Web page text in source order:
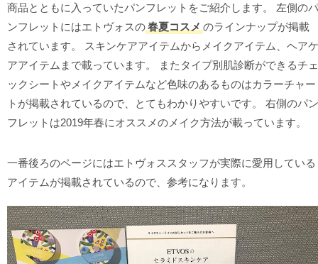
商品とともに入っていたパンフレットをご紹介します。 左側のパ
ンフレットにはエトヴォスの春夏コスメ のラインナップが掲載
されています。 スキンケアアイテムからメイクアイテム、ヘアケ
アアイテムまで載っています。 またタイプ別肌診断ができるチェ
ックシートやメイクアイテムなど色味のあるものはカラーチャー
トが掲載されているので、とてもわかりやすいです。 右側のパン
フレットは2019年春にオススメのメイク方法が載っています。
一番後ろのページにはエトヴォススタッフが実際に愛用している
アイテムが掲載されているので、参考になります。